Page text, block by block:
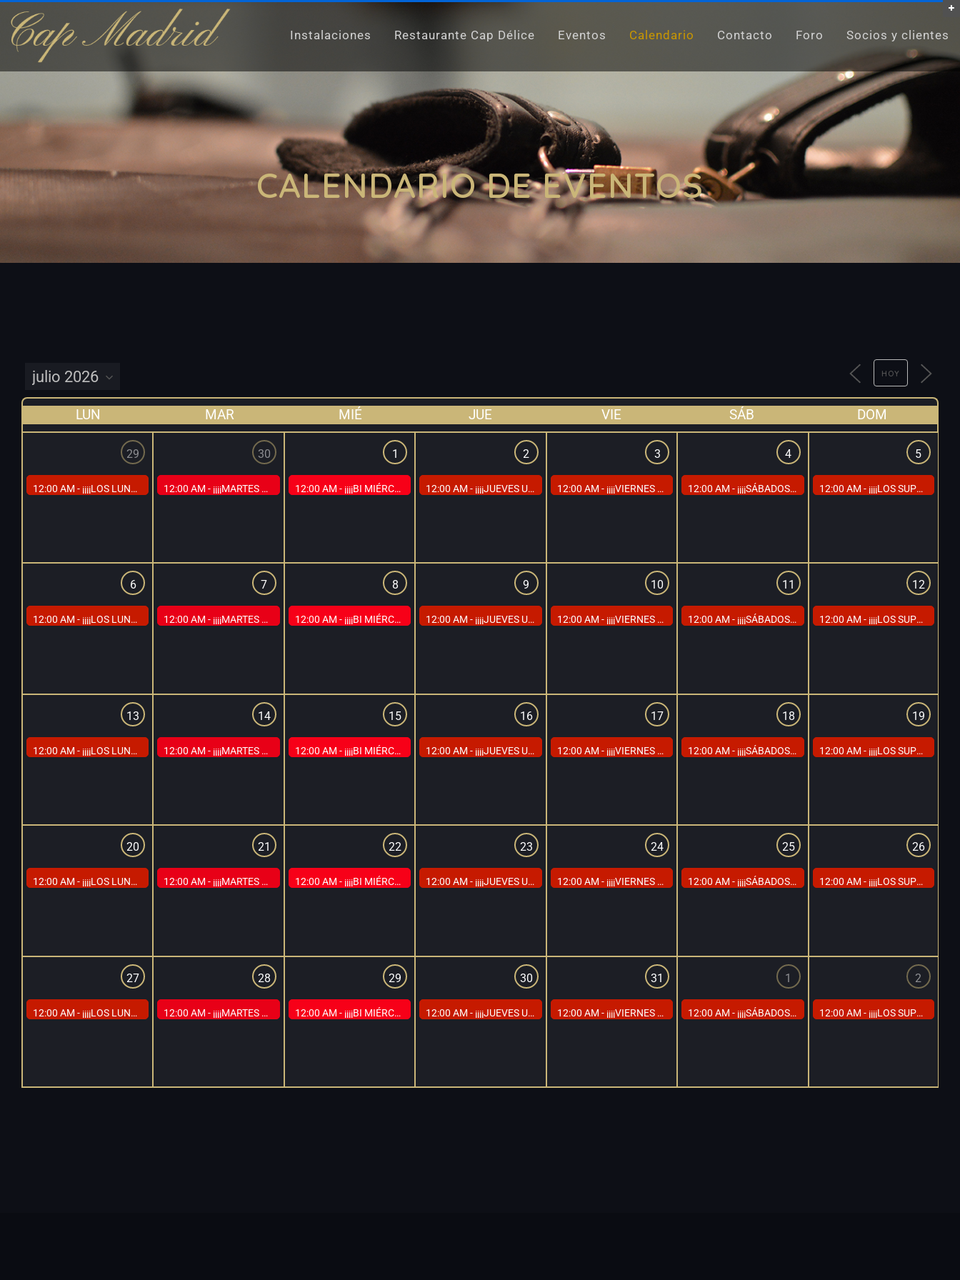
Instalaciones Restaurante Cap Délice Eventos Calendario Contacto Foro Socios y clientes
CALENDARIO DE EVENTOS
HOY
LUN MAR MIÉ JUE VIE SÁB DOM
29
12:00 AM - ¡¡¡¡LOS LUNES DEL GLORY EN CAP MADRID!!!!
30
12:00 AM - ¡¡¡¡MARTES EN BLANCO Y NEGRO EN CAP MADRID!!!!
1
12:00 AM - ¡¡¡¡BI MIÉRCOLES EN CAP MADRID, EL DÍA DE TODOS LOS BI!!!!
2
12:00 AM - ¡¡¡¡JUEVES UNIVERSITARIOS EN CAP MADRID. PRECIOS ESPECIALES A MENORES DE 30 AÑOS!!!!
3
12:00 AM - ¡¡¡¡VIERNES DEL TRIO EN CAP MADRID. PRECIOS ESPECIALES SI VENÍS EN TRÍO!!!!
4
12:00 AM - ¡¡¡¡SÁBADOS, TARDE DE RELAX Y MORBO EN CAP MADRID!!!!
5
12:00 AM - ¡¡¡¡LOS SUPER DOMINGOS DE CAP MADRID!!!!
6
12:00 AM - ¡¡¡¡LOS LUNES DEL GLORY EN CAP MADRID!!!!
7
12:00 AM - ¡¡¡¡MARTES EN BLANCO Y NEGRO EN CAP MADRID!!!!
8
12:00 AM - ¡¡¡¡BI MIÉRCOLES EN CAP MADRID, EL DÍA DE TODOS LOS BI!!!!
9
12:00 AM - ¡¡¡¡JUEVES UNIVERSITARIOS EN CAP MADRID. PRECIOS ESPECIALES A MENORES DE 30 AÑOS!!!!
10
12:00 AM - ¡¡¡¡VIERNES DEL TRIO EN CAP MADRID. PRECIOS ESPECIALES SI VENÍS EN TRÍO!!!!
11
12:00 AM - ¡¡¡¡SÁBADOS, TARDE DE RELAX Y MORBO EN CAP MADRID!!!!
12
12:00 AM - ¡¡¡¡LOS SUPER DOMINGOS DE CAP MADRID!!!!
13
12:00 AM - ¡¡¡¡LOS LUNES DEL GLORY EN CAP MADRID!!!!
14
12:00 AM - ¡¡¡¡MARTES EN BLANCO Y NEGRO EN CAP MADRID!!!!
15
12:00 AM - ¡¡¡¡BI MIÉRCOLES EN CAP MADRID, EL DÍA DE TODOS LOS BI!!!!
16
12:00 AM - ¡¡¡¡JUEVES UNIVERSITARIOS EN CAP MADRID. PRECIOS ESPECIALES A MENORES DE 30 AÑOS!!!!
17
12:00 AM - ¡¡¡¡VIERNES DEL TRIO EN CAP MADRID. PRECIOS ESPECIALES SI VENÍS EN TRÍO!!!!
18
12:00 AM - ¡¡¡¡SÁBADOS, TARDE DE RELAX Y MORBO EN CAP MADRID!!!!
19
12:00 AM - ¡¡¡¡LOS SUPER DOMINGOS DE CAP MADRID!!!!
20
12:00 AM - ¡¡¡¡LOS LUNES DEL GLORY EN CAP MADRID!!!!
21
12:00 AM - ¡¡¡¡MARTES EN BLANCO Y NEGRO EN CAP MADRID!!!!
22
12:00 AM - ¡¡¡¡BI MIÉRCOLES EN CAP MADRID, EL DÍA DE TODOS LOS BI!!!!
23
12:00 AM - ¡¡¡¡JUEVES UNIVERSITARIOS EN CAP MADRID. PRECIOS ESPECIALES A MENORES DE 30 AÑOS!!!!
24
12:00 AM - ¡¡¡¡VIERNES DEL TRIO EN CAP MADRID. PRECIOS ESPECIALES SI VENÍS EN TRÍO!!!!
25
12:00 AM - ¡¡¡¡SÁBADOS, TARDE DE RELAX Y MORBO EN CAP MADRID!!!!
26
12:00 AM - ¡¡¡¡LOS SUPER DOMINGOS DE CAP MADRID!!!!
27
12:00 AM - ¡¡¡¡LOS LUNES DEL GLORY EN CAP MADRID!!!!
28
12:00 AM - ¡¡¡¡MARTES EN BLANCO Y NEGRO EN CAP MADRID!!!!
29
12:00 AM - ¡¡¡¡BI MIÉRCOLES EN CAP MADRID, EL DÍA DE TODOS LOS BI!!!!
30
12:00 AM - ¡¡¡¡JUEVES UNIVERSITARIOS EN CAP MADRID. PRECIOS ESPECIALES A MENORES DE 30 AÑOS!!!!
31
12:00 AM - ¡¡¡¡VIERNES DEL TRIO EN CAP MADRID. PRECIOS ESPECIALES SI VENÍS EN TRÍO!!!!
1
12:00 AM - ¡¡¡¡SÁBADOS, TARDE DE RELAX Y MORBO EN CAP MADRID!!!!
2
12:00 AM - ¡¡¡¡LOS SUPER DOMINGOS DE CAP MADRID!!!!